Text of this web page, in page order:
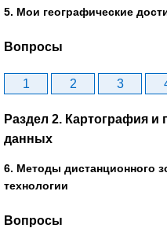
5. Мои географические
Вопросы
1 2 3
Раздел 2. Картография и
данных
6. Методы дистанционного
технологии
Вопросы